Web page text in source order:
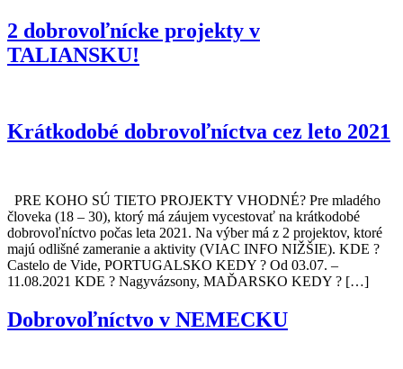
2 dobrovoľnícke projekty v
TALIANSKU!
Krátkodobé dobrovoľníctva cez leto 2021
PRE KOHO SÚ TIETO PROJEKTY VHODNÉ? Pre mladého
človeka (18 – 30), ktorý má záujem vycestovať na krátkodobé
dobrovoľníctvo počas leta 2021. Na výber má z 2 projektov, ktoré
majú odlišné zameranie a aktivity (VIAC INFO NIŽŠIE). KDE ?
Castelo de Vide, PORTUGALSKO KEDY ? Od 03.07. –
11.08.2021 KDE ? Nagyvázsony, MAĎARSKO KEDY ? […]
Dobrovoľníctvo v NEMECKU